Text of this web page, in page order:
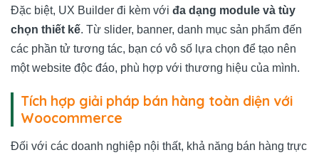
Đặc biệt, UX Builder đi kèm với đa dạng module và tùy
chọn thiết kế. Từ slider, banner, danh mục sản phẩm đến
các phần tử tương tác, bạn có vô số lựa chọn để tạo nên
một website độc đáo, phù hợp với thương hiệu của mình.
Tích hợp giải pháp bán hàng toàn diện với
Woocommerce
Đối với các doanh nghiệp nội thất, khả năng bán hàng trực